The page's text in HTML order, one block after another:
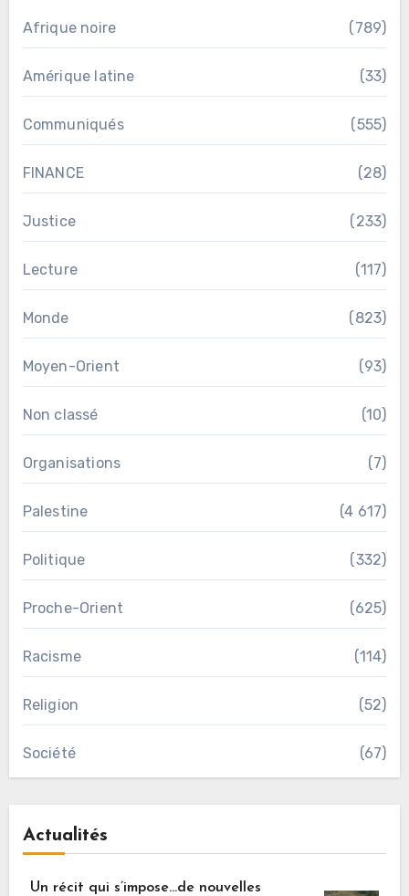
Afrique noire (789)
Amérique latine (33)
Communiqués (555)
FINANCE (28)
Justice (233)
Lecture (117)
Monde (823)
Moyen-Orient (93)
Non classé (10)
Organisations (7)
Palestine (4 617)
Politique (332)
Proche-Orient (625)
Racisme (114)
Religion (52)
Société (67)
Actualités
Un récit qui s’impose…de nouvelles